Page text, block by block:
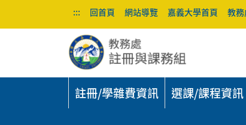
::: 回首頁 網站導覽 嘉義大學首頁 教
註冊/學雜費資訊 選課/課程資訊